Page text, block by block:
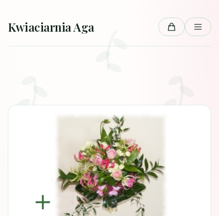
Kwiaciarnia Aga Koszyk